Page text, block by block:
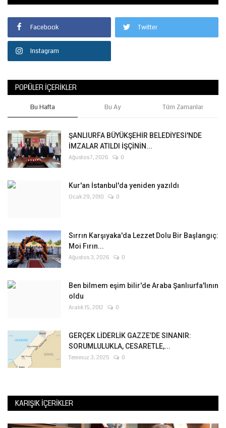
Facebook Twitter
Instagram
POPÜLER İÇERIKLER
Bu Hafta Bu Ay Tüm Zamanlar
ŞANLIURFA BÜYÜKŞEHİR BELEDİYESİ'NDE
İMZALAR ATILDI İŞÇİNİN...
Ağustos 7, 2026 0
Kur'an İstanbul'da yeniden yazıldı
Ocak 29, 2010 0
Sırrın Karşıyaka'da Lezzet Dolu Bir Başlangıç:
Moi Fırın...
Ağustos 3, 2026 0
Ben bilmem eşim bilir'de Araba Şanlıurfa'lının
oldu
Aralık 15, 2012 0
GERÇEK LİDERLİK GAZZE’DE SINANIR:
SORUMLULUKLA, CESARETLE,...
Temmuz 3, 2025 0
KARIŞIK İÇERIKLER